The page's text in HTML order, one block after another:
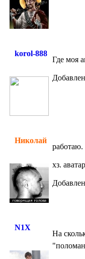
korol-888
Где моя
Николай
работаю.
хз.
N1X
На